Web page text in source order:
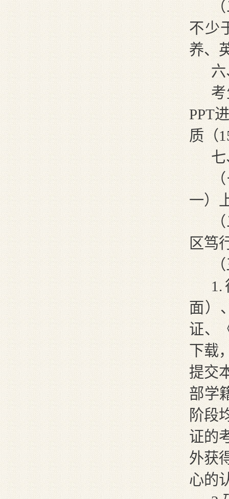
（
不少
养、
PPT
质 （
（
一）
（
区笃
（
1 .
面 ）
证、
下载
提交
部学
阶段
证的
外获
心的